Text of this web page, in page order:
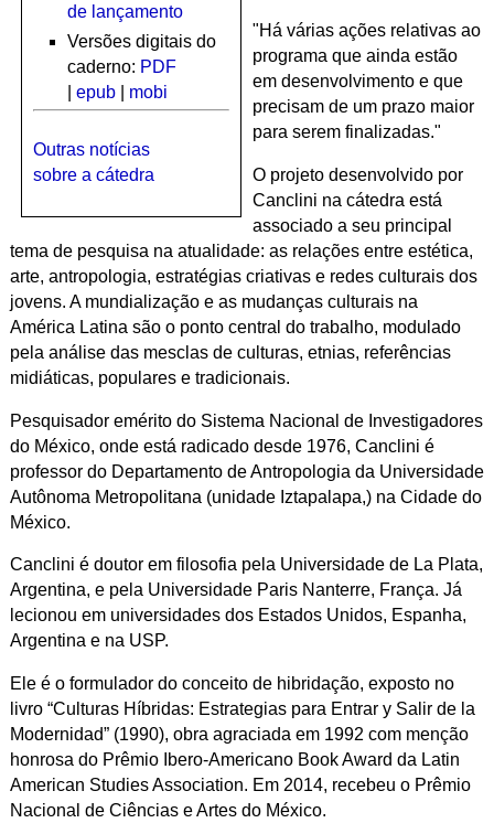
de lançamento
Versões digitais do
caderno: PDF
|epub mobi
Outras notícias
sobre a cátedra
"Há várias ações relativas ao
programa que ainda estão
em desenvolvimento e que
precisam de um prazo maior
para serem finalizadas."
O projeto desenvolvido por
Canclini na cátedra está
associado a seu principal
tema de pesquisa na atualidade: as relações entre estética,
arte, antropologia, estratégias criativas e redes culturais dos
jovens. Amundialização e as mudanças culturais na
América Latina são o ponto central do trabalho, modulado
pela análise das mesclas de culturas, etnias, referências
midiáticas, populares e tradicionais.
Pesquisador emérito do Sistema Nacional de Investigadores
do México, onde está radicado desde 1976, Canclini é
professor do Departamento de Antropologia da Universidade
Autônoma Metropolitana (unidade Iztapalapa,) na Cidade do
México.
Canclini é doutor em filosofia pela Universidade de La Plata,
Argentina, e pela Universidade Paris Nanterre, França. Já
lecionou em universidades dos Estados Unidos, Espanha,
Argentina e na USP.
Ele é o formulador do conceito de hibridação, exposto no
livro “Culturas Híbridas: Estrategias para Entrar y Salir de la
Modernidad” (1990), obra agraciada em 1992 com menção
honrosa do Prêmio Ibero-Americano Book Award da Latin
American Studies Association. Em 2014, recebeu o Prêmio
Nacional de Ciências e Artes do México.